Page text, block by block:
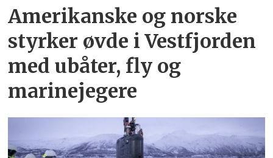
Amerikanske og norske
styrker øvde i Vestfjorden
med ubåter, fly og
marinejegere